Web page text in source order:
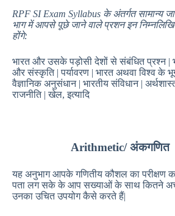
RPF SI Exam Syllabus के अंतर्गत सामान्य
भाग में आपसे पूछे जाने वाले प्रशन इन
होंगे:
भारत और उसके पड़ोसी देशों से संबंधित प्रश्न |
और संस्कृति | पर्यावरण | भारत अथवा विश्व के
वैज्ञानिक अनुसंधान | भारतीय संविधान |
राजनीति | खेल, इत्यादि
Arithmetic/अंकगणित
यह अनुभाग आपके गणितीय कौशल का परीक्षण
पता लग सके के आप सख्याओं के साथ कितने
उनका उचित उपयोग कैसे करते हैं|